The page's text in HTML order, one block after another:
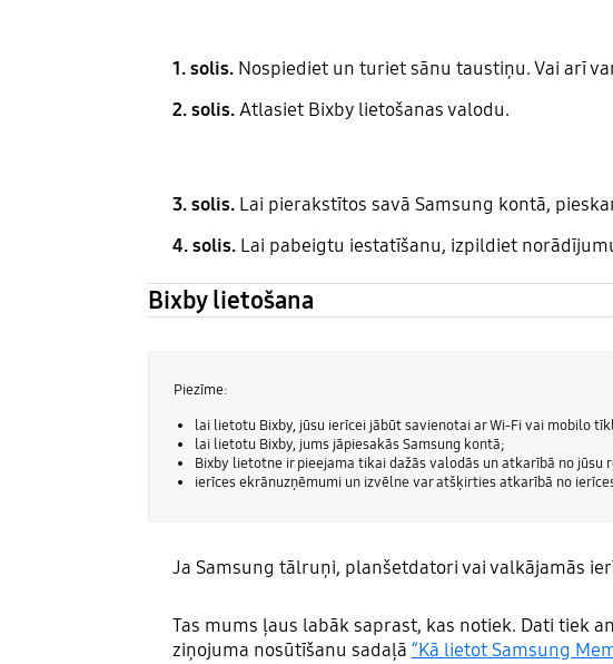
1. solis. Nospiediet un turiet sānu taustiņu. Vai arī
2. solis.Atlasiet Bixby lietošanas valodu.
3. solis.Lai pierakstītos savā Samsung kontā,
4. solis.Lai pabeigtu iestatīšanu, izpildiet
Bixby lietošana
Piezīme:
lai lietotu Bixby, jūsu ierīcei jābūt savienotai ar Wi-Fi vai mobilo
lai lietotu Bixby, jums jāpiesakās Samsung kontā;
Bixby lietotne ir pieejama tikai dažās valodās un atkarībā no jūsu
ierīces ekrānuzņēmumi un izvēlne var atšķirties atkarībā no
Ja Samsung tālruņi, planšetdatori vai valkājamās
Tas mums ļaus labāk saprast, kas notiek. Dati tiek
ziņojuma nosūtīšanu sadaļā “Kā lietot Samsung